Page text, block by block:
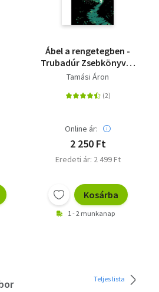
Ábel a rengetegben -
Trubadúr Zsebkönyvek
21.
Tamási Áron
Online ár:
2 250 Ft
Eredeti ár: 2 499 Ft
Kosárba
1 - 2 munkanap
Teljes lista